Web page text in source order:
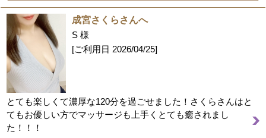
成宮さくらさんへ
S 様
[ご利用日 2026/04/25]
とても楽しくて濃厚な120分を過ごせました！さくらさんはと
てもお優しい方でマッサージも上手くとても癒されまし
た！！！